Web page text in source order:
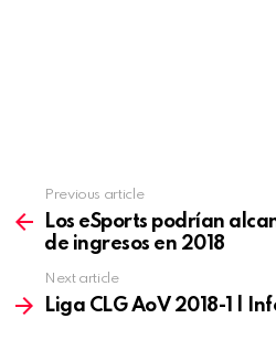
more
Previous article
Los eSports podrían
de ingresos en 2018
Next article
Liga CLG AoV 2018-1 |